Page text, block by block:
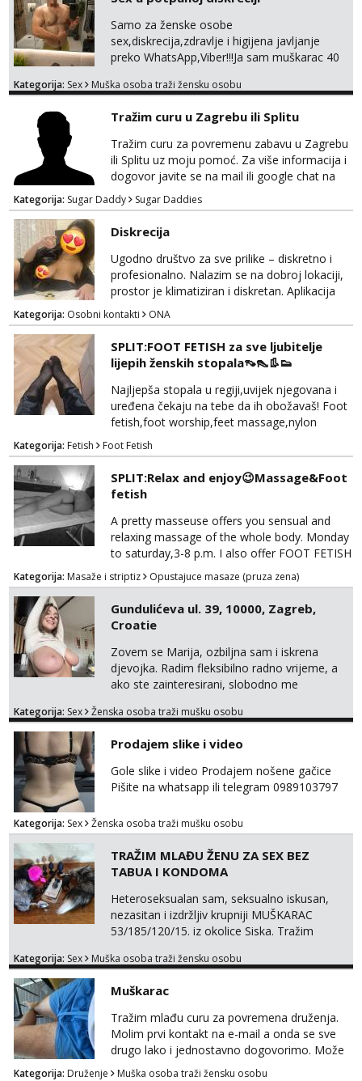
WhatsApp – ako znaš što želiš, bit će ti
nagrađeno.
Samo za ženske osobe
sex,diskrecija,zdravlje i higijena javljanje
preko WhatsApp,Viber!!!Ja sam muškarac 40
sve stvar dogovora otvoren za sve
Kategorija: Sex Muška osoba traži žensku osobu
Tražim curu u Zagrebu ili Splitu
Tražim curu za povremenu zabavu u Zagrebu
ili Splitu uz moju pomoć. Za više informacija i
dogovor javite se na mail ili google chat na
oneofakind999111@gmail.com
Kategorija: Sugar Daddy Sugar Daddies
Diskrecija
Ugodno društvo za sve prilike – diskretno i
profesionalno. Nalazim se na dobroj lokaciji,
prostor je klimatiziran i diskretan. Aplikacija
what sapp 0957660399.
Kategorija: Osobni kontakti ONA
SPLIT:FOOT FETISH za sve ljubitelje
lijepih ženskih stopala👡👠👢👟
Najljepša stopala u regiji,uvijek njegovana i
uređena čekaju na tebe da ih obožavaš! Foot
fetish,foot worship,feet massage,nylon
fetish,trampling... Ponedjeljak-subota:15-
20.30h. Samo za istinske obožavatelje ovog
fetisha,isključivo POZIV. Sex i sl.ISKLJUČENO!
Kategorija: Fetish Foot Fetish
SPLIT:Relax and enjoy😉Massage&Foot
fetish
A pretty masseuse offers you sensual and
relaxing massage of the whole body. Monday
to saturday,3-8 p.m. I also offer FOOT FETISH
for lovers of beautiful feets👣👠👡👢 Calls
only,no messages! *NO SEX *PRIORITY IS
GIVEN TO REGULAR CLIENTS
Kategorija: Masaže i striptiz Opustajuce masaze (pruza zena)
Gundulićeva ul. 39, 10000, Zagreb,
Croatie
Zovem se Marija, ozbiljna sam i iskrena
djevojka. Radim fleksibilno radno vrijeme, a
ako ste zainteresirani, slobodno me
broj☎️:+385 92 451 2472
Kategorija: Sex Ženska osoba traži mušku osobu
Prodajem slike i video
Gole slike i video Prodajem nošene gačice
Pišite na whatsapp ili telegram 0989103797
Kategorija: Sex Ženska osoba traži mušku osobu
TRAŽIM MLAĐU ŽENU ZA SEX BEZ
TABUA I KONDOMA
Heteroseksualan sam, seksualno iskusan,
nezasitan i izdržljiv krupniji MUŠKARAC
53/185/120/15. iz okolice Siska. Tražim
vjeru, nacionalnost i bračni status za SEKS
IGRAČKAMA od vibratora i umjetnih dilda do
analnih čepova raznih veličina i oblika. Na
uvid dajem POTVRDU da NEMAM
SEKSUALNO PRENOSIVIH BOLESTI. Javi se
ako te...
Kategorija: Sex Muška osoba traži žensku osobu
Muškarac
Tražim mlađu curu za povremena druženja.
Molim prvi kontakt na e-mail a onda se sve
drugo lako i jednostavno dogovorimo. Može
sve u krugu od 100 km oko Zagreba
Kategorija: Druženje Muška osoba traži žensku osobu